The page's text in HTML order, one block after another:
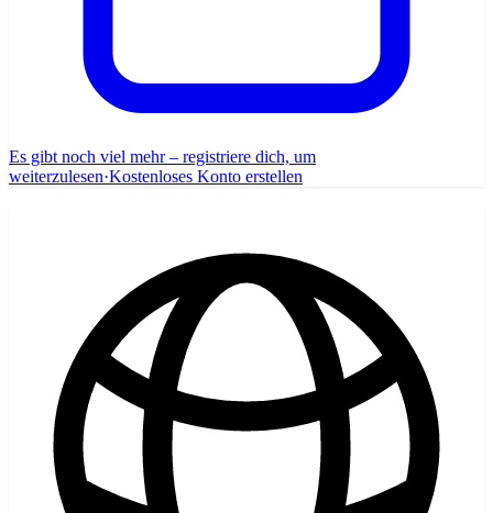
Es gibt noch viel mehr – registriere dich, um
weiterzulesen·Kostenloses Konto erstellen